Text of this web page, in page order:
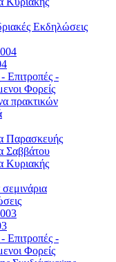
Εκδηλώσεις
Επιτροπές -
Φορείς
πρακτικών
Παρασκευής
Σαββάτου
Κυριακής
Επιτροπές -
Φορείς